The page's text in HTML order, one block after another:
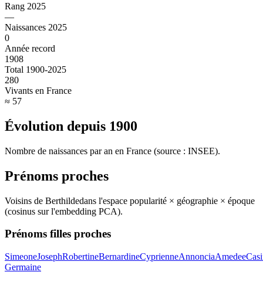
Rang 2025
—
Naissances 2025
0
Année record
1908
Total 1900-2025
280
Vivants en France
≈ 57
Évolution depuis 1900
Nombre de naissances par an en France (source : INSEE).
Prénoms proches
Voisins de Berthildedans l'espace popularité × géographie × époque
(cosinus sur l'embedding PCA).
Prénoms filles proches
SimeoneJosephRobertineBernardineCyprienneAnnonciaAmedee
Germaine